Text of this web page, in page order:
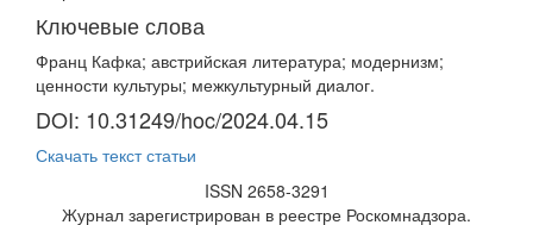
Ключевые слова
Франц Кафка; австрийская литература; модернизм;
ценности культуры; межкультурный диалог.
DOI: 10.31249/hoc/2024.04.15
Скачать текст статьи
ISSN 2658-3291
Журнал зарегистрирован в реестре Роскомнадзора.